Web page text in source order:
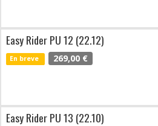
Easy Rider PU 12 (22.12)
En breve 269,00 €
Easy Rider PU 13 (22.10)